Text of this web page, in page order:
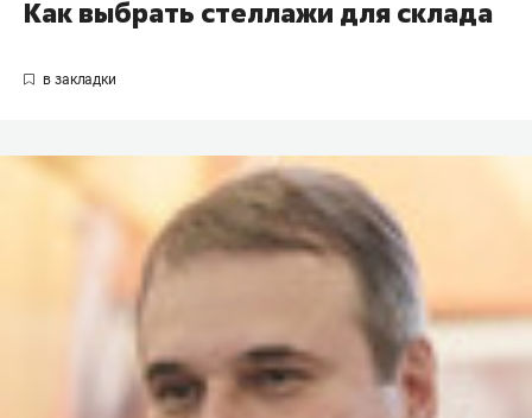
Как выбрать стеллажи для склада